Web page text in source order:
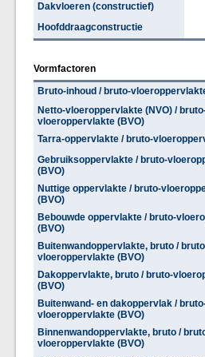
Dakvloeren (constructief)
Hoofddraagconstructie
Vormfactoren
Bruto-inhoud / bruto-
Netto-vloeroppervlakte (NVO) /
vloeroppervlakte (BVO)
Tarra-oppervlakte / bruto-
Gebruiksoppervlakte / bruto-
(BVO)
Nuttige oppervlakte / bruto-
(BVO)
Bebouwde oppervlakte / bruto-
(BVO)
Buitenwandoppervlakte, bruto /
vloeroppervlakte (BVO)
Dakoppervlakte, bruto / bruto-
(BVO)
Buitenwand- en dakoppervlak /
vloeroppervlakte (BVO)
Binnenwandoppervlakte, bruto /
vloeroppervlakte (BVO)